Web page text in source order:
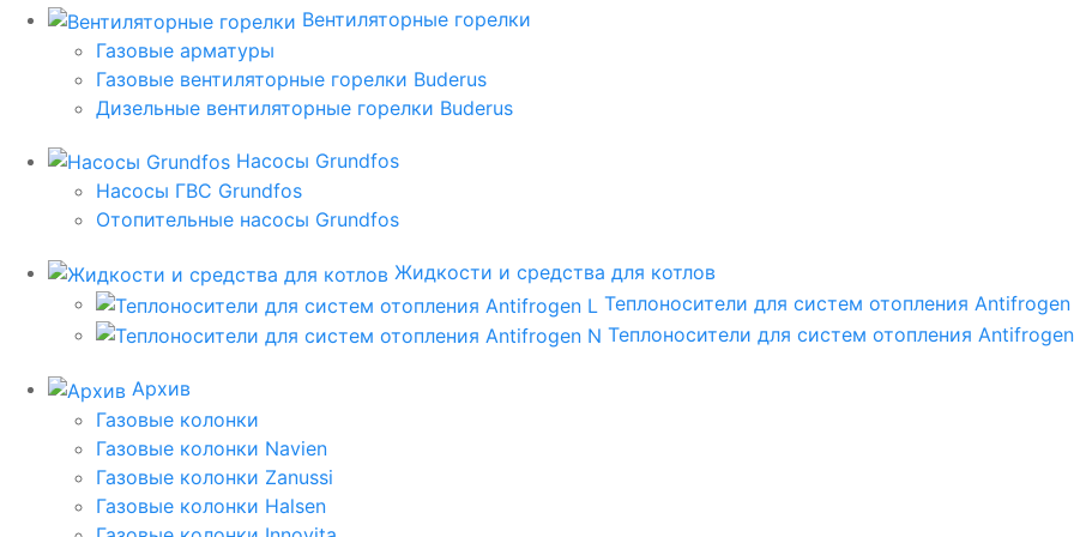
Вентиляторные горелки
Газовые арматуры
Газовые вентиляторные горелки Buderus
Дизельные вентиляторные горелки Buderus
Насосы Grundfos
Насосы ГВС Grundfos
Отопительные насосы Grundfos
Жидкости и средства для котлов
Теплоносители для систем отопления
Теплоносители для систем отопления
Архив
Газовые колонки
Газовые колонки Navien
Газовые колонки Zanussi
Газовые колонки Halsen